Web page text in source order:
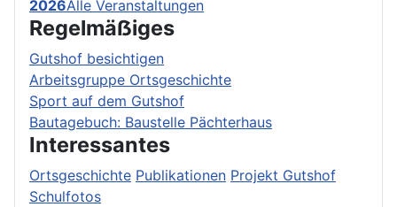
2026Alle Veranstaltungen
Regelmäẞiges
Gutshof besichtigen
Arbeitsgruppe Ortsgeschichte
Sport auf dem Gutshof
Bautagebuch: Baustelle Pächterhaus
Interessantes
Ortsgeschichte Publikationen Projekt Gutshof
Schulfotos